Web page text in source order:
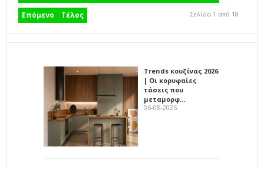
Επόμενο
Τέλος Σελίδα 1 από 18
Trends κουζίνας 2026
| Οι κορυφαίες
τάσεις που
μεταμορφ…
06-08-2026